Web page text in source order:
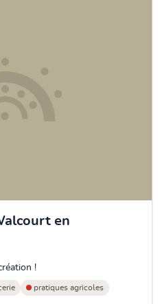
en
!
pratiques agricoles